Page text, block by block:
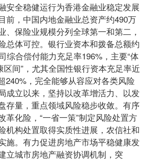
安全稳健运行为香港金融业稳定发展
前，中国内地金融业总资产约490万
、保险业规模分列全球第一和第二，
总体可控。银行业资本和拨备总额约
综合偿付能力充足率196%，主要“体
区间”，尤其全国性银行资本充足率近
240%，完全能够从容应对各类风险
成立以来，坚持以改革增活力、以发
存量，重点领域风险稳步收敛。有序
革化险，“一省一策”制定风险处置方
机构处置取得实质性进展，农信社和
施。有力促进房地产市场平稳健康发
立城市房地产融资协调机制，突